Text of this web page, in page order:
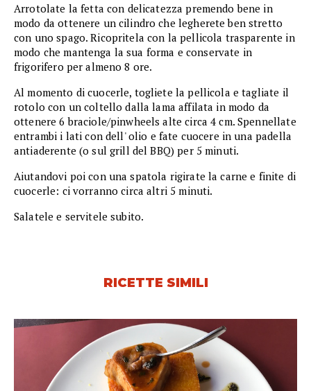
Arrotolate la fetta con delicatezza premendo bene in
modo da ottenere un cilindro che legherete ben stretto
con uno spago. Ricopritela con la pellicola trasparente in
modo che mantenga la sua forma e conservate in
frigorifero per almeno 8 ore.
Al momento di cuocerle, togliete la pellicola e tagliate il
rotolo con un coltello dalla lama affilata in modo da
ottenere 6 braciole/pinwheels alte circa 4 cm. Spennellate
entrambi i lati con dell' olio e fate cuocere in una padella
antiaderente (o sul grill del BBQ) per 5 minuti.
Aiutandovi poi con una spatola rigirate la carne e finite di
cuocerle: ci vorranno circa altri 5 minuti.
Salatele e servitele subito.
RICETTE SIMILI